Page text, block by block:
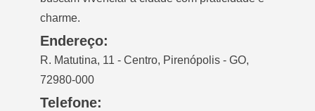
charme.
Endereço:
R. Matutina, 11 - Centro, Pirenópolis - GO,
72980-000
Telefone: